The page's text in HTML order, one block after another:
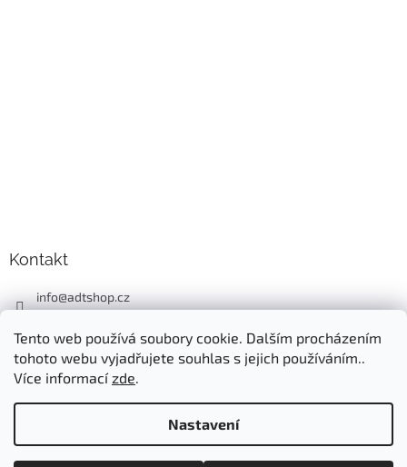
Tento web používá soubory cookie. Dalším procházením
tohoto webu vyjadřujete souhlas s jejich používáním..
Více informacízde.
Nastavení
Kontakt
info@adtshop.cz
+420724549949
Vytvořil Shoptet